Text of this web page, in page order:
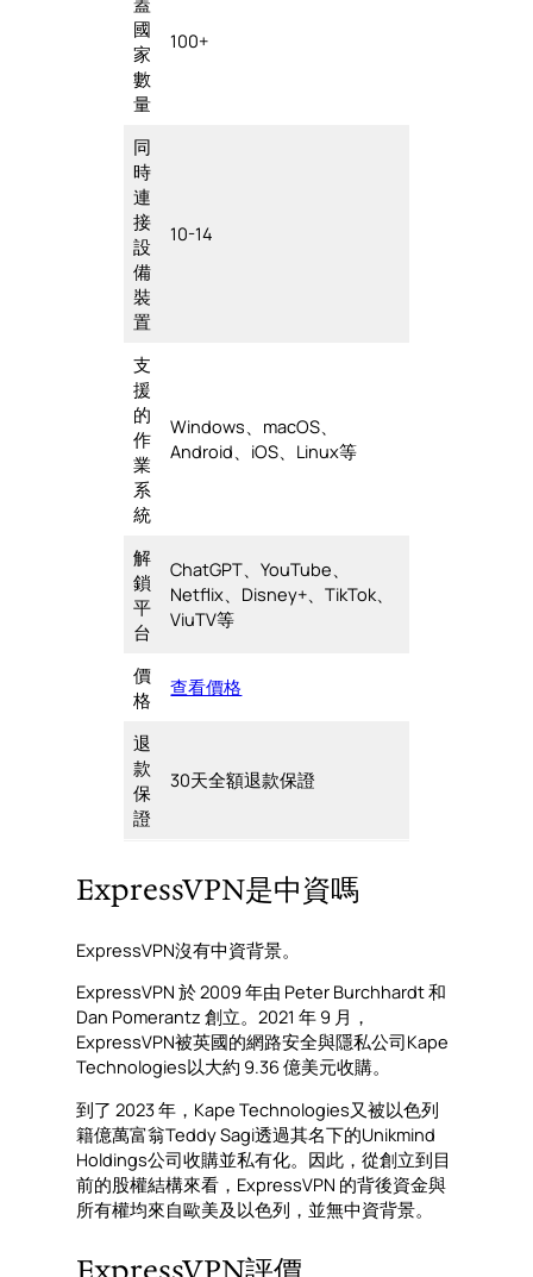
國
家
數
量
100+
同
時
連
接
設
備
裝
置
10-14
支
援
的
作
業
系
統
Windows、macOS、
Android、iOS、Linux等
解
鎖
平
台
ChatGPT、YouTube、
Netflix、Disney+、TikTok、
ViuTV等
價
格
查看價格
退
款
保
證
30天全額退款保證
ExpressVPN是中資嗎
ExpressVPN沒有中資背景。
ExpressVPN 於 2009 年由 Peter Burchhardt 和
Dan Pomerantz 創立。2021 年 9 月，
ExpressVPN被英國的網路安全與隱私公司Kape
Technologies以大約 9.36 億美元收購。
到了 2023 年，Kape Technologies又被以色列
籍億萬富翁Teddy Sagi透過其名下的Unikmind
Holdings公司收購並私有化。因此，從創立到目
前的股權結構來看，ExpressVPN 的背後資金與
所有權均來自歐美及以色列，並無中資背景。